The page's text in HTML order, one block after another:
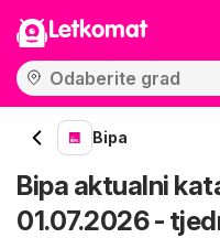
Letkomat
Bipa
Bipa aktualni
01.07.2026 -